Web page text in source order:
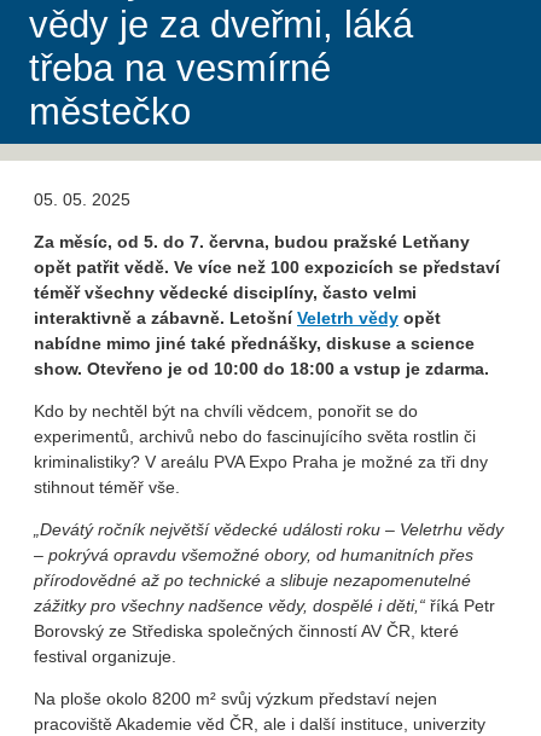
vědy je za dveřmi, láká
třeba na vesmírné
městečko
05. 05. 2025
Za měsíc, od 5. do 7. června, budou pražské Letňany
opět patřit vědě. Ve více než 100 expozicích se představí
téměř všechny vědecké disciplíny, často velmi
interaktivně a zábavně. LetošníVeletrh vědy opět
nabídne mimo jiné také přednášky, diskuse a science
show. Otevřeno je od 10:00 do 18:00 a vstup je zdarma.
Kdo by nechtěl být na chvíli vědcem, ponořit se do
experimentů, archivů nebo do fascinujícího světa rostlin či
kriminalistiky? V areálu PVA Expo Praha je možné za tři dny
stihnout téměř vše.
„Devátý ročník největší vědecké události roku – Veletrhu vědy
– pokrývá opravdu všemožné obory, od humanitních přes
přírodovědné až po technické a slibuje nezapomenutelné
zážitky pro všechny nadšence vědy, dospělé i děti,“ říká Petr
Borovský ze Střediska společných činností AV ČR, které
festival organizuje.
Na ploše okolo 8200 m² svůj výzkum představí nejen
pracoviště Akademie věd ČR, ale i další instituce, univerzity